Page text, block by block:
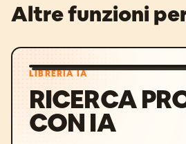
Altre funzioni
LIBRERIA IA
RICERCA
CON IA